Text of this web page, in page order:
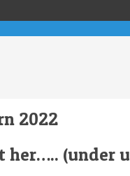
2022
(under